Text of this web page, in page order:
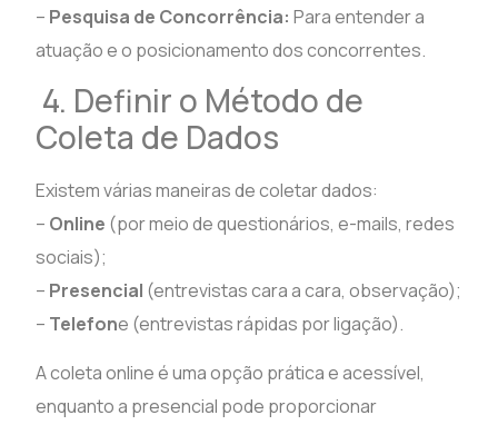
– Pesquisa de Concorrência: Para entender a
atuação e o posicionamento dos concorrentes.
4. Definir o Método de
Coleta de Dados
Existem várias maneiras de coletar dados:
– Online (por meio de questionários, e-mails, redes
sociais);
– Presencial (entrevistas cara a cara, observação);
– Telefone (entrevistas rápidas por ligação).
A coleta online é uma opção prática e acessível,
enquanto a presencial pode proporcionar